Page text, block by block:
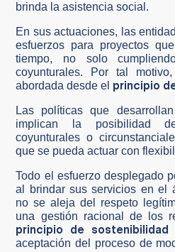
brinda la asistencia social.
En sus actuaciones, las
esfuerzos para proyectos
tiempo, no solo
coyunturales. Por tal
abordada desde el principio
Las políticas que
implican la posibilidad
coyunturales o
que se pueda actuar con
Todo el esfuerzo desplegado
al brindar sus servicios en el
no se aleja del respeto
una gestión racional de los
principio de sostenibilidad
aceptación del proceso de